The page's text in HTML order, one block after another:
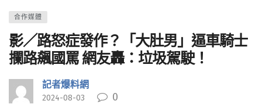
合作媒體
影／路怒症發作？「大肚男」逼車騎士
攔路飆國罵 網友轟：垃圾駕駛！
記者爆料網
2024-08-03 0